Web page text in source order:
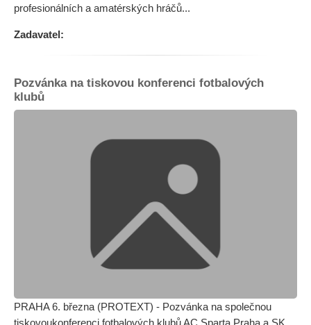
profesionálních a amatérských hráčů...
Zadavatel:
Pozvánka na tiskovou konferenci fotbalových
klubů
PRAHA 6. března (PROTEXT) - Pozvánka na společnou